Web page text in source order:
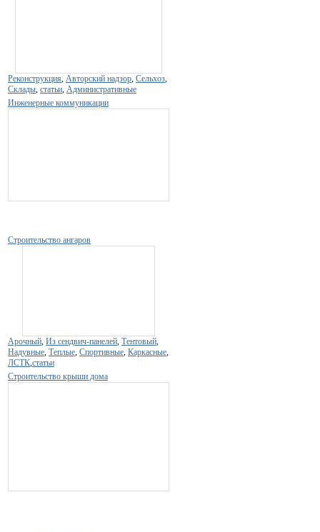
Реконструкция, Авторский надзор, Сельхоз,
Склады, статьи, Административные
Инженерные коммуникации
Строительство ангаров
Арочный, Из сендвич-панелей, Тентовый,
Надувные, Теплые, Спортивные, Каркасные,
ЛСТК,статьи
Строительство крыши дома